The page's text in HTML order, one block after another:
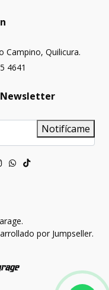
Campino, Quilicura.
4641
Newsletter
Notifícame
por Jumpseller.